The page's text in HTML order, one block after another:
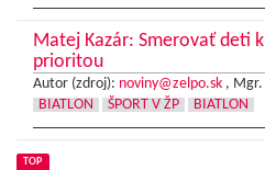
Matej Kazár: Smerovať deti
prioritou
Autor (zdroj): noviny@zelpo.sk , Mgr.
BIATLON
ŠPORT V ŽP BIATLON
TOP